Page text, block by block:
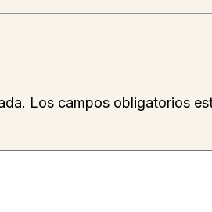
Los campos obligatorios